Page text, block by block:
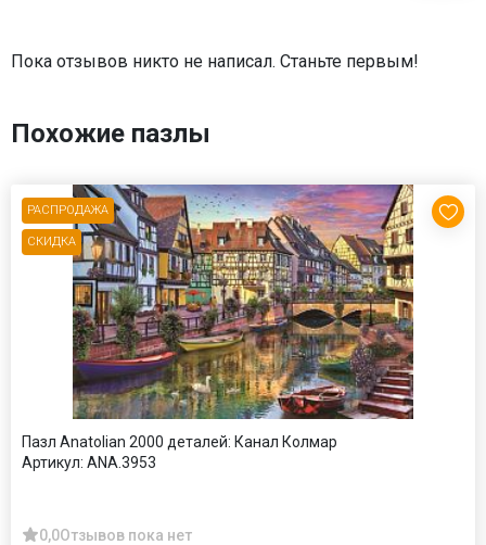
Пока отзывов никто не написал. Станьте первым!
Похожие пазлы
РАСПРОДАЖА
СКИДКА
Пазл Anatolian 2000 деталей: Канал Колмар
Артикул: ANA.3953
0,0Отзывов пока нет